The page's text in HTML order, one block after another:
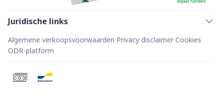
Juridische links
Algemene verkoopsvoorwaarden Privacy disclaimer Cookies
ODR-platform